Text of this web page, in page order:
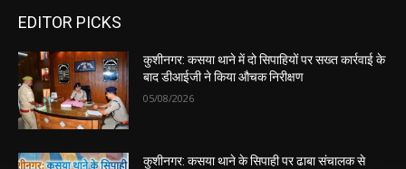
EDITOR PICKS
कुशीनगर: कसया थाने में दो सिपाहियों पर सख्त कार्रवाई के
बाद डीआईजी ने किया औचक निरीक्षण
05/08/2026
कुशीनगर: कसया थाने के सिपाही पर ढाबा संचालक से